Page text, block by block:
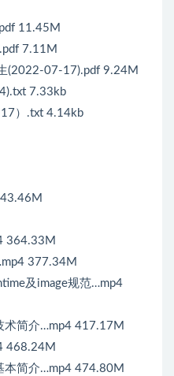
11.45M
7.11M
(2022-07-17).pdf 9.24M
7.33kb
）.txt 4.14kb
364.33M
377.34M
及image规范…mp4
术简介…mp4 417.17M
468.24M
本简介…mp4 474.80M